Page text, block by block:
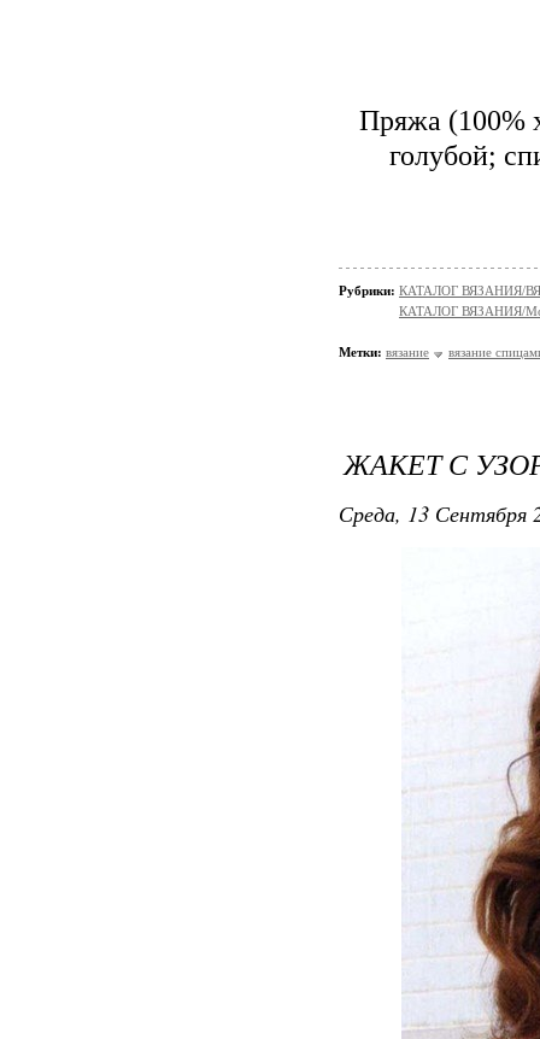
Пряжа (100%
голубой;
Рубрики: КАТАЛОГ ВЯЗАНИЯ/
КАТАЛОГ ВЯЗАНИЯ/
Метки: вязание вязание
ЖАКЕТ С
Среда, 13 Сентября